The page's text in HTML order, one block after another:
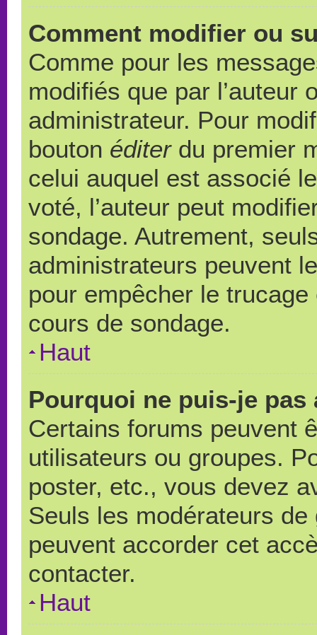
Comment modifier ou
Comme pour les
modifiés que par l’auteur
administrateur. Pour
bouton éditerdu premier
celui auquel est associé
voté, l’auteur peut
sondage. Autrement,
administrateurs peuvent
pour empêcher le
cours de sondage.
Haut
Pourquoi ne puis-je
Certains forums peuvent
utilisateurs ou groupes.
poster, etc., vous devez
Seuls les modérateurs
peuvent accorder cet
contacter.
Haut